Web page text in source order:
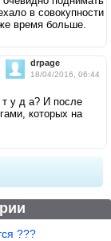
в совокупности
время больше.
drpage
18/04/2016, 06:44
т у д а? И после
которых на
???